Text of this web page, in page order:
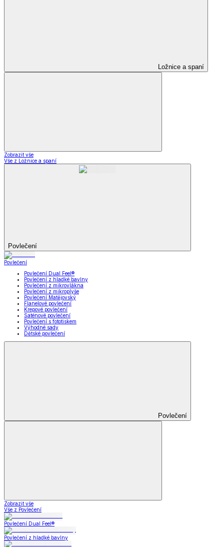
Ložnice a spaní
Zobrazit vše
Vše z Ložnice a spaní
Povlečení
Povlečení
Povlečení Dual Feel®
Povlečení z hladké bavlny
Povlečení z mikrovlákna
Povlečení z mikroplyše
Povlečení Matějovský
Flanelové povlečení
Krepové povlečení
Saténové povlečení
Povlečení s fototiskem
Výhodné sady
Dětské povlečení
Povlečení
Zobrazit vše
Vše z Povlečení
Povlečení Dual Feel®
Povlečení z hladké bavlny